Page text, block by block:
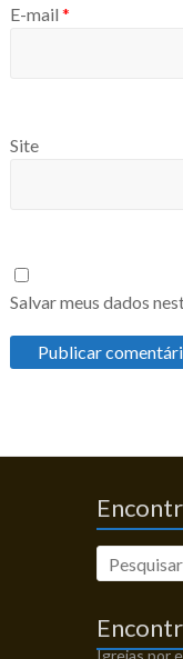
E-mail *
Site
Salvar meus dados
Igrejas por